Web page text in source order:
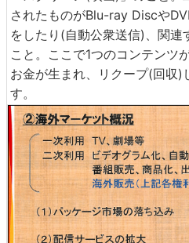
されたものがBlu-ray Discや
をしたり(自動公衆送信)、関連
こと。ここで1つのコンテンツ
お金が生まれ、リクープ(回収)
す。